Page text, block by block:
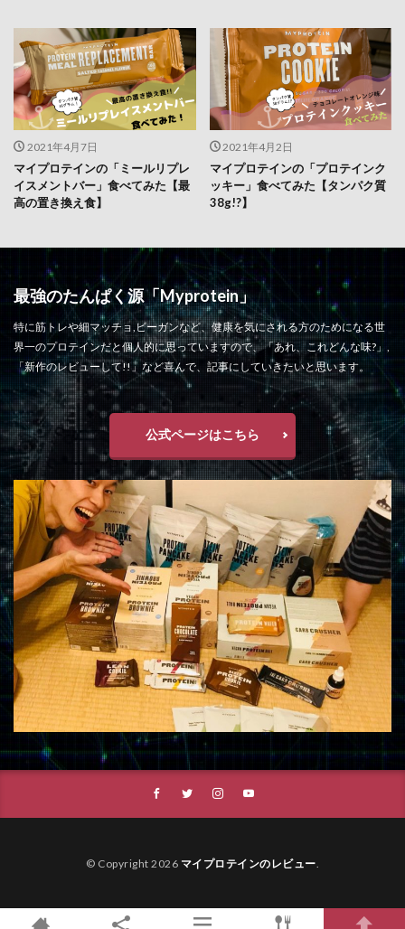
2021年4月7日
マイプロテインの「ミールリプレ
イスメントバー」食べてみた【最
高の置き換え食】
2021年4月2日
マイプロテインの「プロテインク
ッキー」食べてみた【タンパク質
38g!?】
最強のたんぱく源「Myprotein」
特に筋トレや細マッチョ,ビーガンなど、健康を気にされる方のためになる世
界一のプロテインだと個人的に思っていますので、「あれ、これどんな味?」,
「新作のレビューして!!」など喜んで、記事にしていきたいと思います。
公式ページはこちら
© Copyright 2026 マイプロテインのレビュー